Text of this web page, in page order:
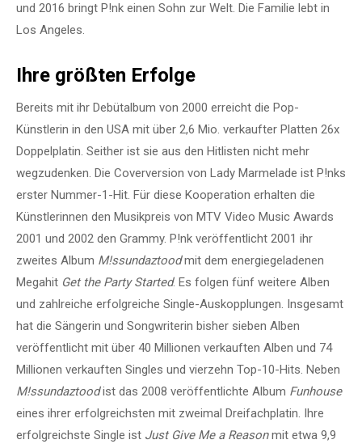
und 2016 bringt P!nk einen Sohn zur Welt. Die Familie lebt in
Los Angeles.
Ihre größten Erfolge
Bereits mit ihr Debütalbum von 2000 erreicht die Pop-
Künstlerin in den USA mit über 2,6 Mio. verkaufter Platten 26x
Doppelplatin. Seither ist sie aus den Hitlisten nicht mehr
wegzudenken. Die Coverversion von Lady Marmelade ist P!nks
erster Nummer-1-Hit. Für diese Kooperation erhalten die
Künstlerinnen den Musikpreis von MTV Video Music Awards
2001 und 2002 den Grammy. P!nk veröffentlicht 2001 ihr
zweites Album M!ssundaztoodmit dem energiegeladenen
Megahit Get the Party Started. Es folgen fünf weitere Alben
und zahlreiche erfolgreiche Single-Auskopplungen. Insgesamt
hat die Sängerin und Songwriterin bisher sieben Alben
veröffentlicht mit über 40 Millionen verkauften Alben und 74
Millionen verkauften Singles und vierzehn Top-10-Hits. Neben
M!ssundaztoodist das 2008 veröffentlichte Album Funhouse
eines ihrer erfolgreichsten mit zweimal Dreifachplatin. Ihre
erfolgreichste Single ist Just Give Me a Reasonmit etwa 9,9